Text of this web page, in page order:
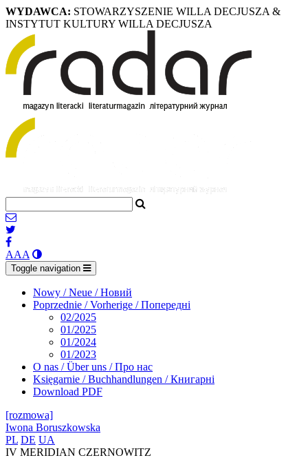
WYDAWCA: STOWARZYSZENIE WILLA DECJUSZA &
INSTYTUT KULTURY WILLA DECJUSZA
AAA
Toggle navigation
Nowy / Neue / Новий
Poprzednie / Vorherige / Попередні
02/2025
01/2025
01/2024
01/2023
O nas / Über uns / Про нас
Księgarnie / Buchhandlungen / Книгарні
Download PDF
[rozmowa]
Iwona Boruszkowska
PL DE UA
IV MERIDIAN CZERNOWITZ